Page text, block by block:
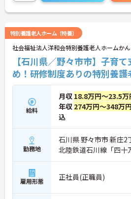
特別養護老人ホーム（特養）
社会福祉法人洋和会特別養護老人ホームか
【石川県／野々市市】子育
め！研修制度ありの特別養護
給料
月収 18.8万円～23.5万
年収 274万円～348万円
込
勤務地
石川県 野々市市 新庄2
北陸鉄道石川線「四十
雇用形態 正社員(正職員)